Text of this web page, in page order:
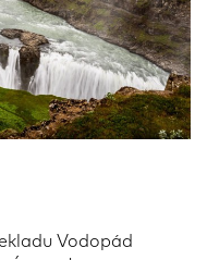
Vodopád